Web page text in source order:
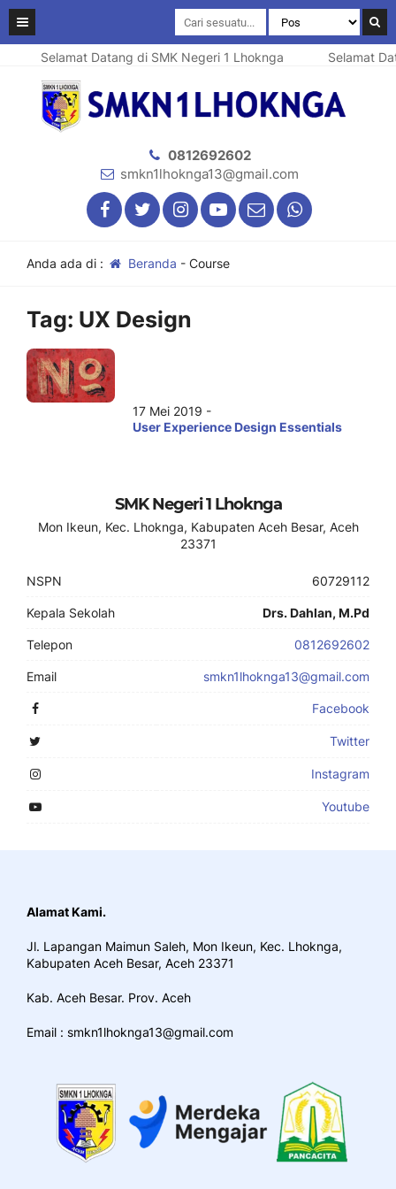
Selamat Datang di SMK Negeri 1 Lhoknga Selamat
0812692602
smkn1lhoknga13@gmail.com
Anda ada di : Beranda - Course
Tag: UX Design
17 Mei 2019 -
User Experience Design Essentials
SMK Negeri 1 Lhoknga
Mon Ikeun, Kec. Lhoknga, Kabupaten Aceh Besar, Aceh
23371
NSPN 60729112
Kepala Sekolah Drs. Dahlan, M.Pd
Telepon 0812692602
Email smkn1lhoknga13@gmail.com
Facebook
Twitter
Instagram
Youtube
Alamat Kami.
Jl. Lapangan Maimun Saleh, Mon Ikeun, Kec. Lhoknga,
Kabupaten Aceh Besar, Aceh 23371
Kab. Aceh Besar. Prov. Aceh
Email : smkn1lhoknga13@gmail.com